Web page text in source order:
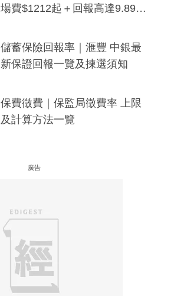
場費$1212起＋回報高達9.89
儲蓄保險回報率｜滙豐 中銀最
新保證回報一覽及揀選須知
保費徵費｜保監局徵費率 上限
及計算方法一覽
廣告